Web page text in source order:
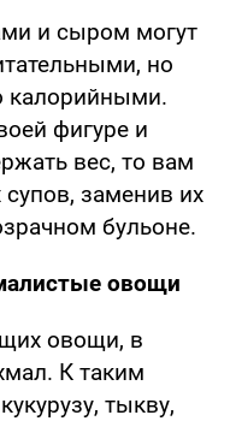
и сыром могут
но
калорийными.
фигуре и
вес, то вам
супов, заменив их
бульоне.
овощи
овощи, в
К таким
тыкву,